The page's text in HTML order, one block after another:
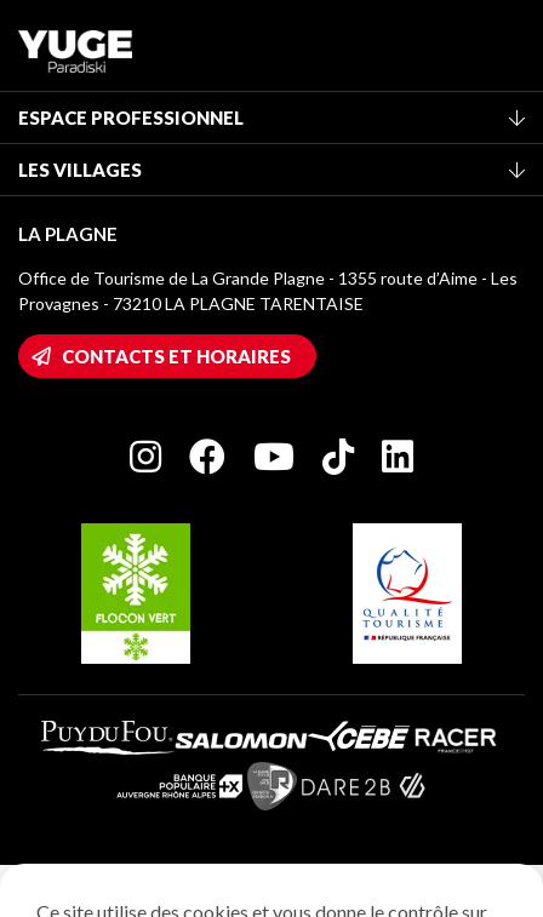
ESPACE PROFESSIONNEL
Classement des meublés
Taxe de séjour
Médiathèque
Logos La Plagne
Accès Wifi
Maison des Propriétaires
Charte des Acteurs Engagés
LES VILLAGES
Montchavin - Les Coches
Champagny-en-Vanoise
Plagne 1800
Plagne Villages
Plagne Aime 2000
LA PLAGNE
Office de Tourisme de La Grande Plagne - 1355 route d’Aime - Les
Provagnes - 73210 LA PLAGNE TARENTAISE
CONTACTS ET HORAIRES
Ce site utilise des cookies et vous donne le contrôle sur